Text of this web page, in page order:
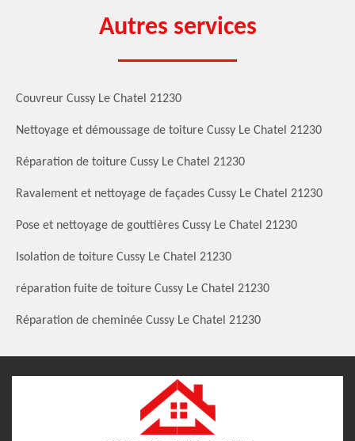
Autres services
Couvreur Cussy Le Chatel 21230
Nettoyage et démoussage de toiture Cussy Le Chatel 21230
Réparation de toiture Cussy Le Chatel 21230
Ravalement et nettoyage de façades Cussy Le Chatel 21230
Pose et nettoyage de gouttières Cussy Le Chatel 21230
Isolation de toiture Cussy Le Chatel 21230
réparation fuite de toiture Cussy Le Chatel 21230
Réparation de cheminée Cussy Le Chatel 21230